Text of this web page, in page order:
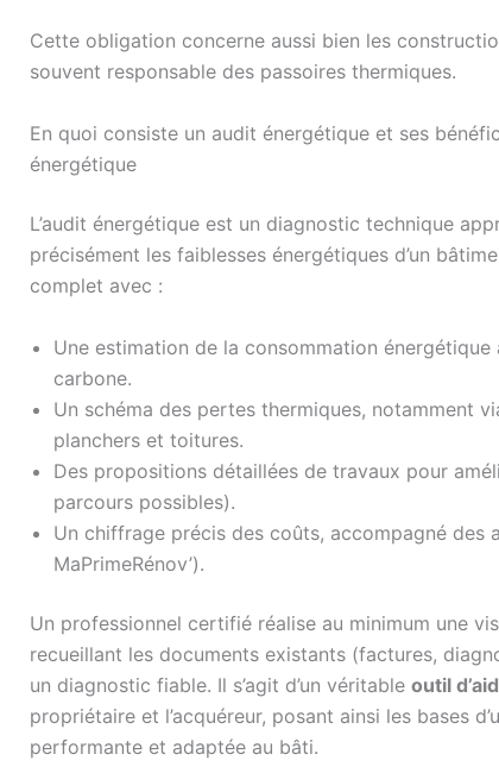
Cette obligation concerne aussi bien les
souvent responsable des passoires thermiques.
En quoi consiste un audit énergétique et ses
énergétique
L’audit énergétique est un diagnostic technique
précisément les faiblesses énergétiques d’un
complet avec :
Une estimation de la consommation énergétique
carbone.
Un schéma des pertes thermiques, notamment
planchers et toitures.
Des propositions détaillées de travaux pour
parcours possibles).
Un chiffrage précis des coûts, accompagné des
MaPrimeRénov’).
Un professionnel certifié réalise au minimum une
recueillant les documents existants (factures,
un diagnostic fiable. Il s’agit d’un véritable outil
propriétaire et l’acquéreur, posant ainsi les bases
performante et adaptée au bâti.